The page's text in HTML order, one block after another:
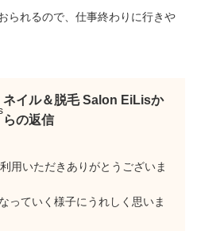
られるので、仕事終わりに行きや
ネイル＆脱毛 Salon EiLisか
らの返信
用いただきありがとうございま
っていく様子にうれしく思いま